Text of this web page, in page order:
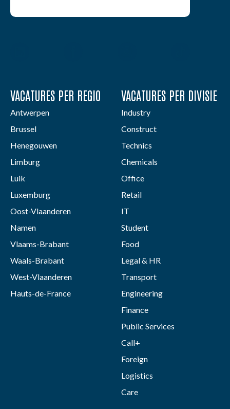
VACATURES PER REGIO
Antwerpen
Brussel
Henegouwen
Limburg
Luik
Luxemburg
Oost-Vlaanderen
Namen
Vlaams-Brabant
Waals-Brabant
West-Vlaanderen
Hauts-de-France
VACATURES PER DIVISIE
Industry
Construct
Technics
Chemicals
Office
Retail
IT
Student
Food
Legal & HR
Transport
Engineering
Finance
Public Services
Call+
Foreign
Logistics
Care